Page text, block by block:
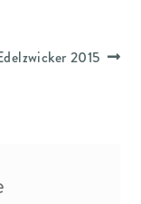
2015